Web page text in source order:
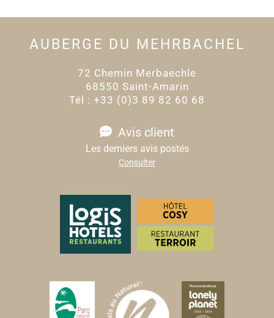
AUBERGE DU MEHRBACHEL
72 Chemin Merbaechle
68550 Saint-Amarin
Tél : +33 (0)3 89 82 60 68
Avis client
Les derniers avis postés
Consulter